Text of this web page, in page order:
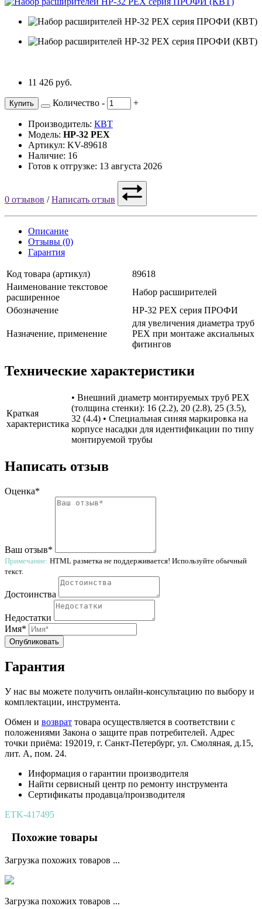
11 426 руб.
Купить Количество - +
Производитель: КВТ
Модель: НР-32 PEX
Артикул: KV-89618
Наличие: 16
Готов к отгрузке: 13 августа 2026
0 отзывов /Написать отзыв
Описание
Отзывы (0)
Гарантия
Код товара (артикул)
89618
Наименование текстовое
расширенное
Набор расширителей
Обозначение
НР-32 PEX серия ПРОФИ
Назначение, применение
для увеличения диаметра труб
PEX при монтаже аксиальных
фитингов
Технические характеристики
Краткая
характеристика
• Внешний диаметр монтируемых труб PEX
(толщина стенки): 16 (2.2), 20 (2.8), 25 (3.5),
32 (4.4) • Специальная синяя маркировка на
корпусе насадки для идентификации по типу
монтируемой трубы
Написать отзыв
Оценка*
Ваш отзыв*
Примечание: HTML разметка не поддерживается! Используйте обычный
текст.
Достоинства
Недостатки
Имя*
Опубликовать
Гарантия
У нас вы можете получить онлайн-консультацию по выбору и
комплектации, инструмента.
Обмен и возврат товара осуществляется в соответствии с
положениями Закона о защите прав потребителей. Адрес
точки приёма: 192019, г. Санкт-Петербург, ул. Смоляная, д.15,
лит. А, пом. 24.
Информация о гарантии производителя
Найти сервисный центр по ремонту инструмента
Сертификаты продавца/производителя
ETK-417495
Похожие товары
Загрузка похожих товаров ...
Загрузка похожих товаров ...